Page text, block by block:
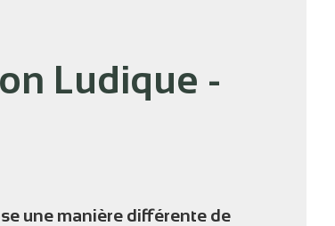
Ludique -
une manière différente de